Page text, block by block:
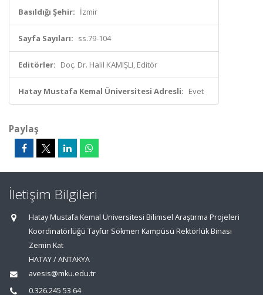
Basıldığı Şehir: İzmir
Sayfa Sayıları: ss.79-104
Editörler: Doç. Dr. Halil KAMIŞLI, Editör
Hatay Mustafa Kemal Üniversitesi Adresli: Evet
Paylaş
İletişim Bilgileri
Hatay Mustafa Kemal Üniversitesi Bilimsel Araştırma Projeleri
Koordinatörlüğü Tayfur Sökmen Kampüsü Rektörlük Binası
Zemin Kat
HATAY / ANTAKYA
avesis@mku.edu.tr
0.326.245 53 64